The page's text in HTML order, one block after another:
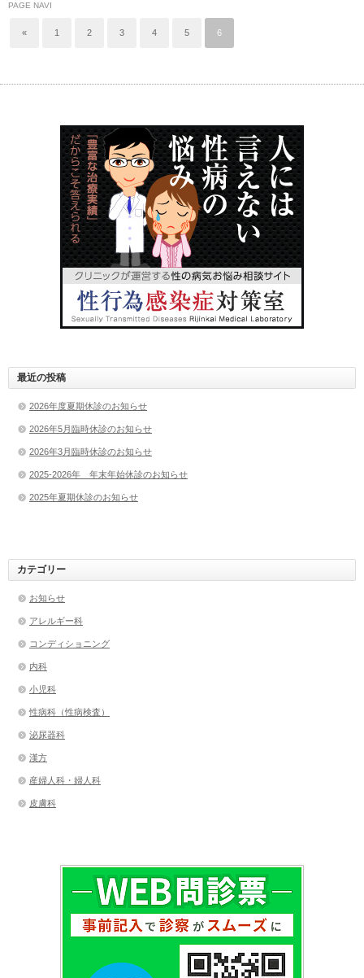
PAGE NAVI
« 1 2 3 4 5 6
最近の投稿
2026年度夏期休診のお知らせ
2026年5月臨時休診のお知らせ
2026年3月臨時休診のお知らせ
2025-2026年 年末年始休診のお知らせ
2025年夏期休診のお知らせ
カテゴリー
お知らせ
アレルギー科
コンディショニング
内科
小児科
性病科（性病検査）
泌尿器科
漢方
産婦人科・婦人科
皮膚科